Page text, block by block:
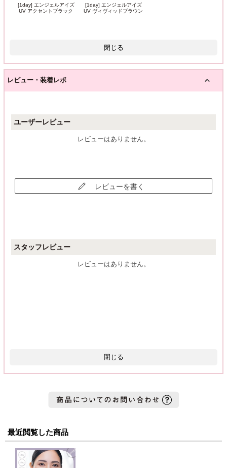
[1day] エンジェルアイズ
UV アクセントブラック
[1day] エンジェルアイズ
UV ヴィヴィッドブラウン
閉じる
レビュー・装着レポ
ユーザーレビュー
レビューはありません。
レビューを書く
スタッフレビュー
レビューはありません。
閉じる
最近閲覧した商品